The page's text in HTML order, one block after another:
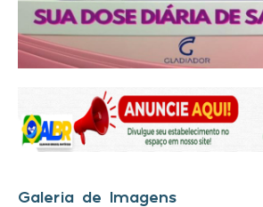
Galeria de Imagens